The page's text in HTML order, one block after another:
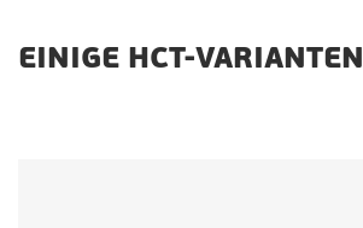
EINIGE HCT-VARIANTEN